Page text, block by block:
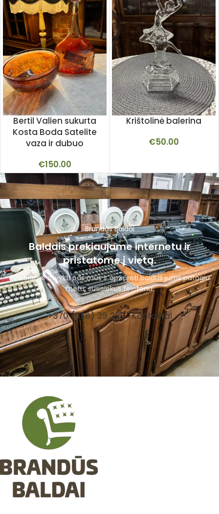
Bertil Valien sukurta
Kosta Boda Satelite
vaza ir dubuo
€150.00
Krištolinė balerina
€50.00
Brandūs Baldai
Baldais prekiaujame internetu ir
pristatome į vietą.
Kviečiame atvykti pas mus ir apžiūrėti baldus jums patogiu
metu, susisiekus telefonu.
+370 (656) 39 287 Kontaktai